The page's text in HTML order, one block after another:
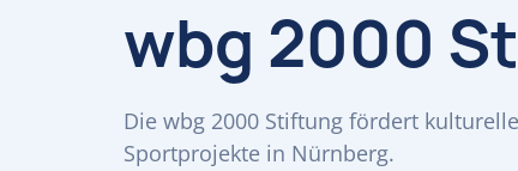
wbg 2000
Die wbg 2000 Stiftung fördert
Sportprojekte in Nürnberg.